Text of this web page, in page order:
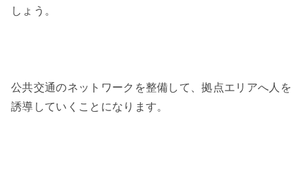
しょう。
公共交通のネットワークを整備して、拠点エリアへ人を
誘導していくことになります。